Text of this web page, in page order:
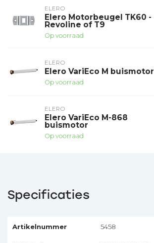
ELERO
Elero Motorbeugel TK60 -
Revoline of T9
Op voorraad
ELERO
Elero VariEco M buismotor
Op voorraad
ELERO
Elero VariEco M-868
buismotor
Op voorraad
Specificaties
Artikelnummer 5458